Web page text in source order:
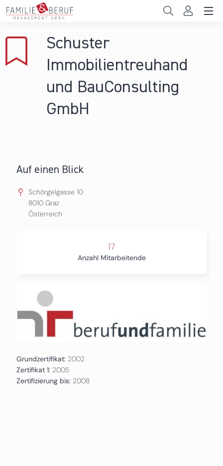
Direkt zum Inhalt
Gemeinden
Persönliche Vereinbarkeit
Schuster
Immobilientreuhand
und BauConsulting
GmbH
Auf einen Blick
Schörgelgasse 10
8010 Graz
Österreich
17
Anzahl Mitarbeitende
Grundzertifikat: 2002
Zertifikat 1: 2005
Zertifizierung bis: 2008